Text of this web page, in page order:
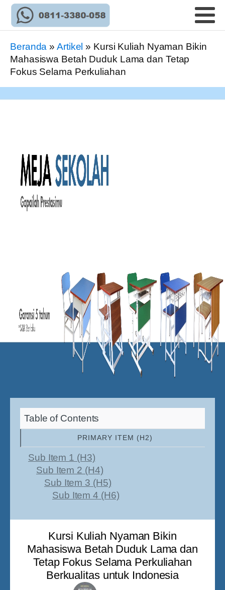
Beranda »Artikel » Kursi Kuliah Nyaman Bikin
Mahasiswa Betah Duduk Lama dan Tetap
Fokus Selama Perkuliahan
Table of Contents
PRIMARY ITEM (H2)
Sub Item 1 (H3)
Sub Item 2 (H4)
Sub Item 3 (H5)
Sub Item 4 (H6)
Kursi Kuliah Nyaman Bikin
Mahasiswa Betah Duduk Lama dan
Tetap Fokus Selama Perkuliahan
Berkualitas untuk Indonesia